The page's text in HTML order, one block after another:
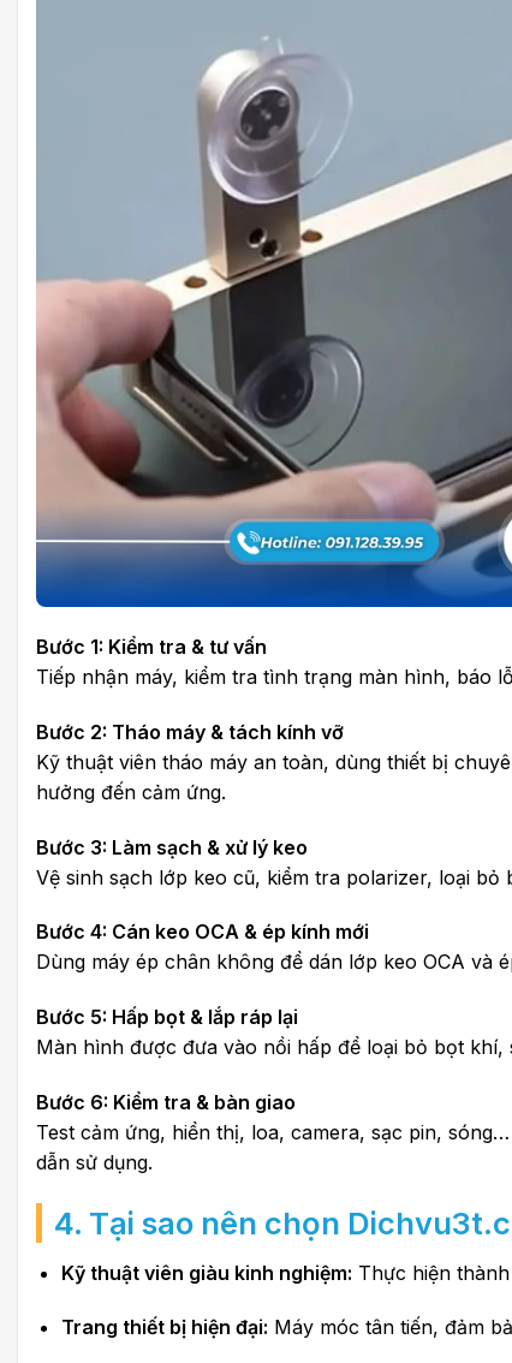
Bước 1: Kiểm tra & tư vấn
Tiếp nhận máy, kiểm tra tình trạng màn hình, báo
Bước 2: Tháo máy & tách kính vỡ
Kỹ thuật viên tháo máy an toàn, dùng thiết bị
hưởng đến cảm ứng.
Bước 3: Làm sạch & xử lý keo
Vệ sinh sạch lớp keo cũ, kiểm tra polarizer, loại
Bước 4: Cán keo OCA & ép kính mới
Dùng máy ép chân không để dán lớp keo OCA và
Bước 5: Hấp bọt & lắp ráp lại
Màn hình được đưa vào nồi hấp để loại bỏ bọt
Bước 6: Kiểm tra & bàn giao
Test cảm ứng, hiển thị, loa, camera, sạc pin,
dẫn sử dụng.
4. Tại sao nên chọn
Kỹ thuật viên giàu kinh nghiệm: Thực hiện
Trang thiết bị hiện đại: Máy móc tân tiến, đảm